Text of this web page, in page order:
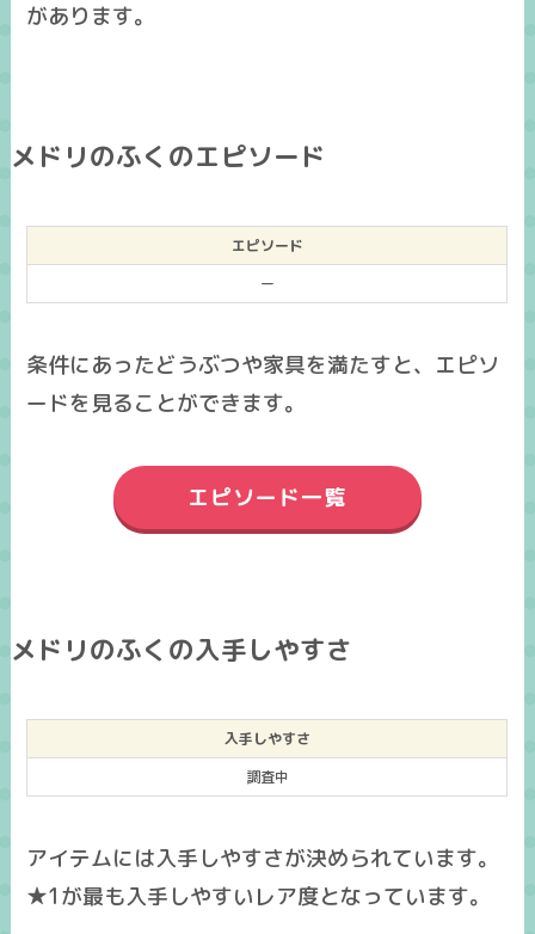
があります。
メドリのふくのエピソード
エピソード
ー
条件にあったどうぶつや家具を満たすと、エピソ
ードを見ることができます。
エピソード一覧
メドリのふくの入手しやすさ
入手しやすさ
調査中
アイテムには入手しやすさが決められています。
★1が最も入手しやすいレア度となっています。